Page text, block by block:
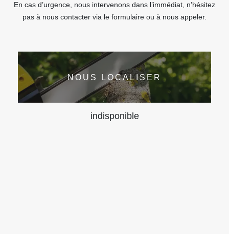
En cas d’urgence, nous intervenons dans l’immédiat, n’hésitez
pas à nous contacter via le formulaire ou à nous appeler.
NOUS LOCALISER
indisponible